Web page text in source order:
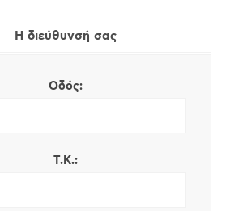
Η διεύθυνσή σας
Οδός:
Τ.Κ.: